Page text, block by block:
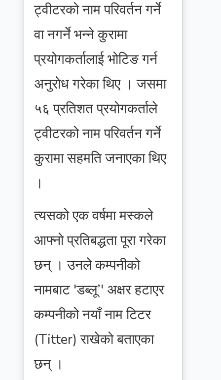
ट्वीटरको नाम परिवर्तन गर्ने
वा नगर्ने भन्ने कुरामा
प्रयोगकर्तालाई भोटिङ गर्न
अनुरोध गरेका थिए । जसमा
५६ प्रतिशत प्रयोगकर्ताले
ट्वीटरको नाम परिवर्तन गर्ने
कुरामा सहमति जनाएका थिए
।
त्यसको एक वर्षमा मस्कले
आफ्नो प्रतिबद्धता पूरा गरेका
छन् । उनले कम्पनीको
नामबाट 'डब्लू’' अक्षर हटाएर
कम्पनीको नयाँ नाम टिटर
(Titter) राखेको बताएका
छन् ।